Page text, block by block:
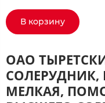
В корзину
ОАО
МЕЛКАЯ,